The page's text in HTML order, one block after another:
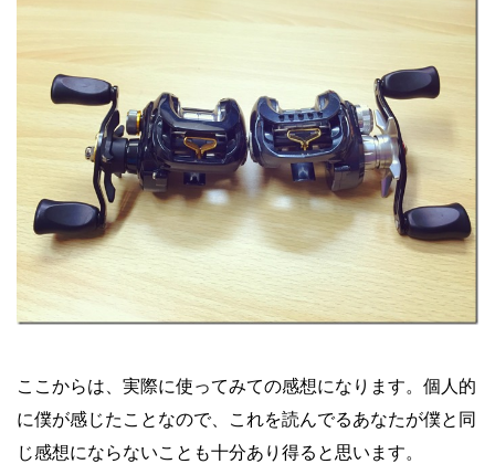
ここからは、実際に使ってみての感想になります。個人的
に僕が感じたことなので、これを読んでるあなたが僕と同
じ感想にならないことも十分あり得ると思います。